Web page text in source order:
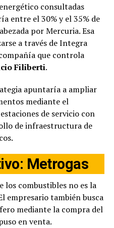
consultadas
entre el 30% y el 35% de
por Mercuria. Esa
a través de Integra
que controla
Filiberti.
apuntaría a ampliar
mediante el
de servicio con
de infraestructura de
Metrogas
los combustibles no es la
empresario también busca
mediante la compra del
en venta.